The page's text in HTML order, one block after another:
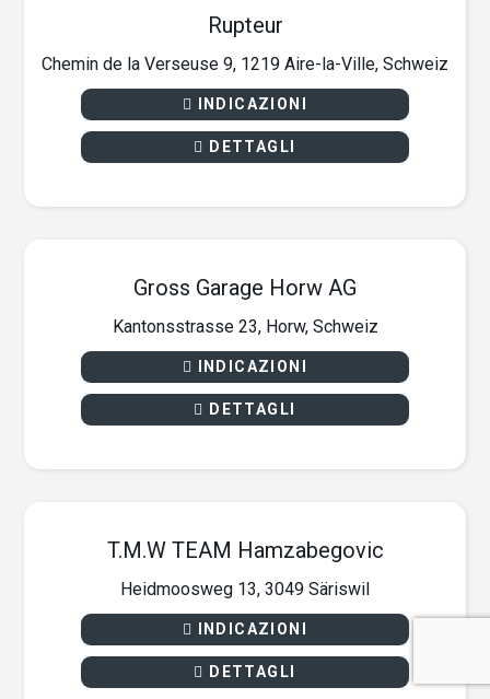
Rupteur
Chemin de la Verseuse 9, 1219 Aire-la-Ville, Schweiz
INDICAZIONI
DETTAGLI
Gross Garage Horw AG
Kantonsstrasse 23, Horw, Schweiz
INDICAZIONI
DETTAGLI
T.M.W TEAM Hamzabegovic
Heidmoosweg 13, 3049 Säriswil
INDICAZIONI
DETTAGLI